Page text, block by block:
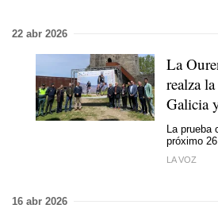
22 abr 2026
La
realza
Galicia
La prueba
próximo 26
LA VOZ
16 abr 2026